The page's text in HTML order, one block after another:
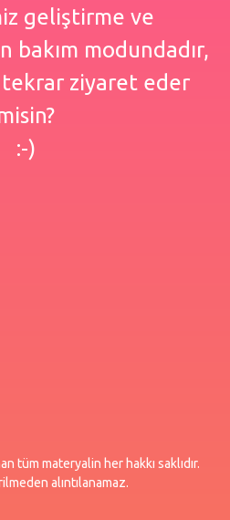
geliştirme ve
bakım modundadır,
ziyaret eder
:-)
tüm materyalin her hakkı saklıdır.
alıntılanamaz.